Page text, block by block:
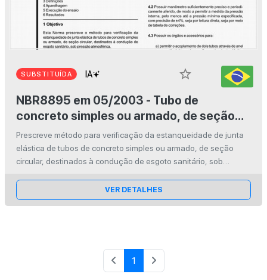
SUBSTITUÍDA
star_border
NBR8895 em 05/2003 - Tubo de
concreto simples ou armado, de seção
circular, para esgoto sanitário -
Verificação da estanqueidade de junta
elástica
Prescreve método para verificação da estanqueidade de junta
elástica de tubos de concreto simples ou armado, de seção
circular, destinados à condução de esgoto sanitário, sob
VER DETALHES
1